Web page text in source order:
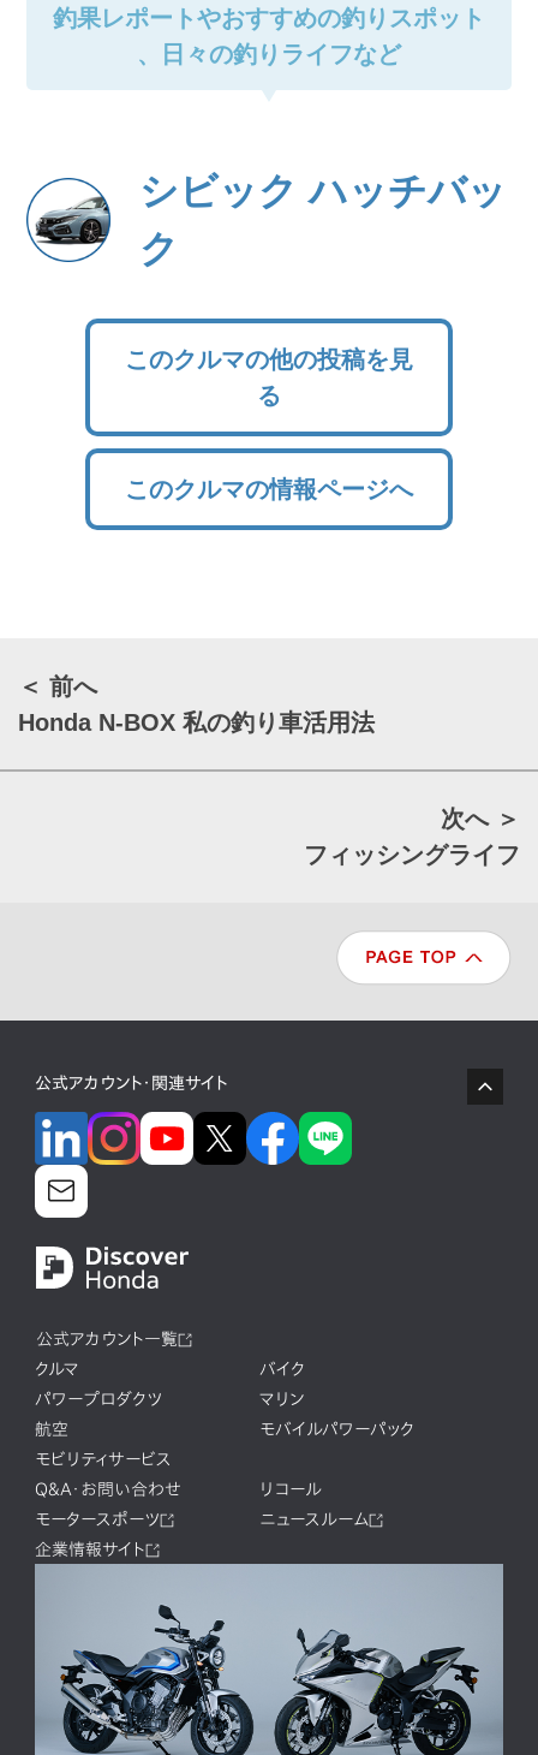
釣果レポートやおすすめの釣りスポット
、日々の釣りライフなど
シビック ハッチバッ
ク
このクルマの他の投稿を見
る
このクルマの情報ページへ
＜ 前へ
Honda N-BOX 私の釣り車活用法
次へ ＞
フィッシングライフ
公式アカウント・関連サイト
公式アカウント一覧
クルマ
バイク
パワープロダクツ
マリン
航空
モバイルパワーパック
モビリティサービス
Q&A・お問い合わせ
リコール
モータースポーツ
ニュースルーム
企業情報サイト